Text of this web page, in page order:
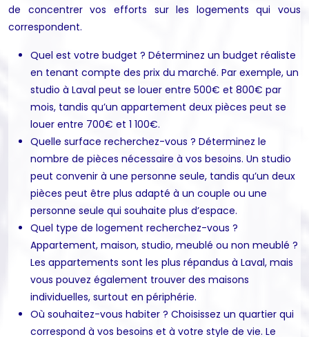
de concentrer vos efforts sur les logements qui vous
correspondent.
Quel est votre budget ? Déterminez un budget réaliste
en tenant compte des prix du marché. Par exemple, un
studio à Laval peut se louer entre 500€ et 800€ par
mois, tandis qu’un appartement deux pièces peut se
louer entre 700€ et 1 100€.
Quelle surface recherchez-vous ? Déterminez le
nombre de pièces nécessaire à vos besoins. Un studio
peut convenir à une personne seule, tandis qu’un deux
pièces peut être plus adapté à un couple ou une
personne seule qui souhaite plus d’espace.
Quel type de logement recherchez-vous ?
Appartement, maison, studio, meublé ou non meublé ?
Les appartements sont les plus répandus à Laval, mais
vous pouvez également trouver des maisons
individuelles, surtout en périphérie.
Où souhaitez-vous habiter ? Choisissez un quartier qui
correspond à vos besoins et à votre style de vie. Le